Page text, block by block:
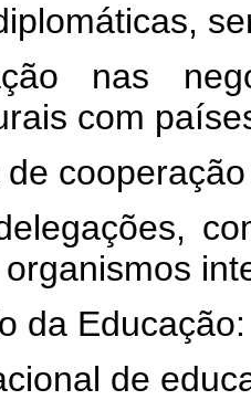
nas
com
da Educação:
de